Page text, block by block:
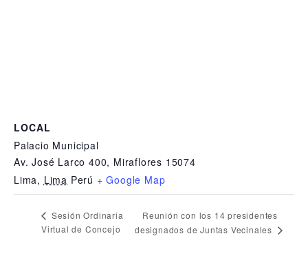
LOCAL
Palacio Municipal
Av. José Larco 400, Miraflores 15074
Lima, Lima Perú + Google Map
Sesión Ordinaria
Virtual de Concejo
Reunión con los 14 presidentes
designados de Juntas Vecinales